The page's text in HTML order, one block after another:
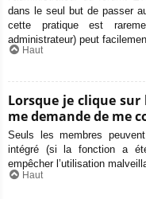
dans le seul but de passer
cette pratique est
administrateur) peut
Haut
Lorsque je clique
me demande de me
Seuls les membres
intégré (si la fonction a
empêcher l’utilisation
Haut